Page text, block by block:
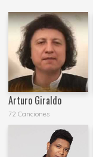
Arturo Giraldo
72 Canciones